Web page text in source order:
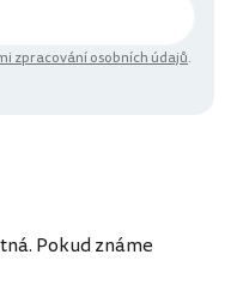
zpracování osobních údajů.
Pokud známe